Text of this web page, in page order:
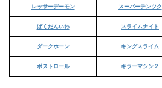
レッサーデーモン スーパーテンツク
ばくだんいわ スライムナイト
ダークホーン キングスライム
ボストロール キラーマシン２